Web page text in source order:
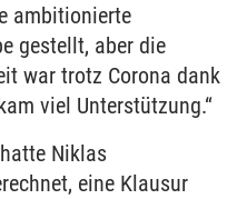
ambitionierte
gestellt, aber die
war trotz Corona dank
viel Unterstützung.“
Niklas
eine Klausur